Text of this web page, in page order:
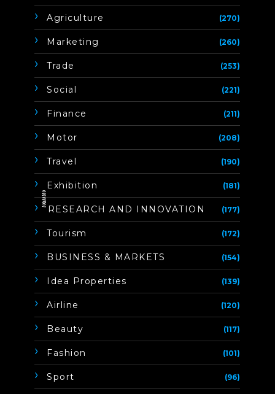
Agriculture (270)
Marketing (260)
Trade (253)
Social (221)
Finance (211)
Motor (208)
Travel (190)
Exhibition (181)
ิิีิิิิิRESEARCH AND INNOVATION (177)
Tourism (172)
BUSINESS & MARKETS (154)
Idea Properties (139)
Airline (120)
Beauty (117)
Fashion (101)
Sport (96)